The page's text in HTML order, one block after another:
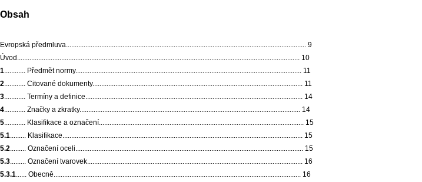
Obsah
Evropská předmluva........................................................................................................................................ 9
Úvod................................................................................................................................................................ 10
1 ............ Předmět normy................................................................................................................................ 11
2 ............ Citované dokumenty....................................................................................................................... 11
3 ............ Termíny a definice........................................................................................................................... 14
4 ............ Značky a zkratky............................................................................................................................. 14
5 ............ Klasifikace a označení.................................................................................................................... 15
5.1 ......... Klasifikace........................................................................................................................................ 15
5.2 ......... Označení oceli................................................................................................................................. 15
5.3 ......... Označení tvarovek.......................................................................................................................... 16
5.3.1 ...... Obecně............................................................................................................................................ 16